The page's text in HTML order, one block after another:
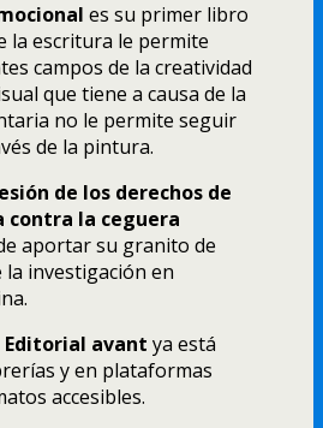
es su primer libro
la escritura le permite
campos de la creatividad
que tiene a causa de la
no le permite seguir
de la pintura.
de los derechos de
contra la ceguera
aportar su granito de
investigación en
Editorial avant ya está
y en plataformas
accesibles.